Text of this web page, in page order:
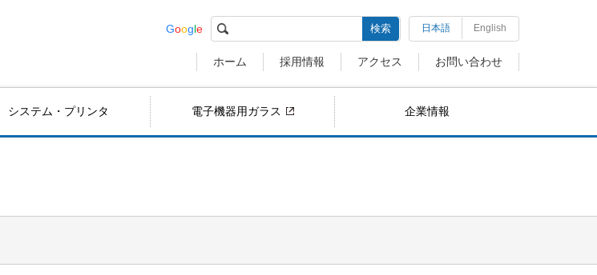
Google 検索 日本語 English
ホーム 採用情報 アクセス お問い合わせ
システム・プリンタ 電子機器用ガラス 企業情報